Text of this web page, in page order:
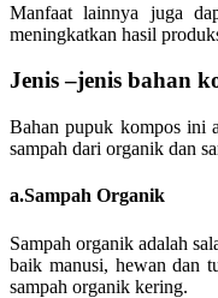
Manfaat lainnya juga
meningkatkan hasil
Jenis –jenis bahan
Bahan pupuk kompos ini
sampah dari organik dan
a.Sampah Organik
Sampah organik adalah
baik manusi, hewan dan
sampah organik kering.